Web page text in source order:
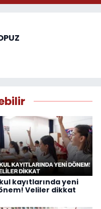
kayıtlarında yeni
Veliler dikkat